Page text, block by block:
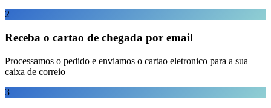
2
Receba o cartao de chegada por email
Processamos o pedido e enviamos o cartao eletronico para a sua
caixa de correio
3